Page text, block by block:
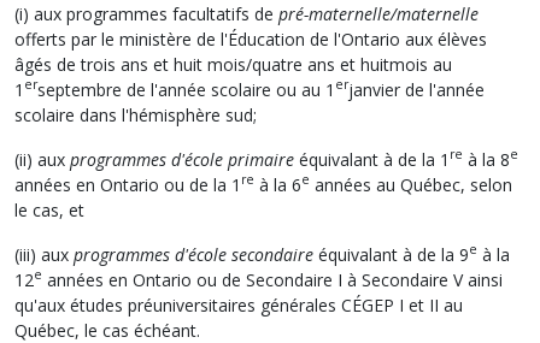
(i) aux programmes facultatifs de pré-maternelle/maternelle
offerts par le ministère de l'Éducation de l'Ontario aux élèves
âgés de trois ans et huit mois/quatre ans et huitmois au
1 erseptembre de l'année scolaire ou au 1 erjanvier de l'année
scolaire dans l'hémisphère sud;
(ii) aux programmes d'école primaire équivalant à de la 1 re à la 8e
années en Ontario ou de la 1 re à la 6e années au Québec, selon
le cas, et
(iii) aux programmes d'école secondaire équivalant à de la 9e à la
12e années en Ontario ou de Secondaire I à Secondaire V ainsi
qu'aux études préuniversitaires générales CÉGEP I et II au
Québec, le cas échéant.